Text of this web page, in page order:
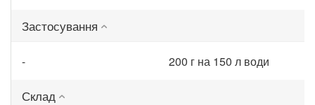
Застосування
- 200 г на 150 л води
Склад